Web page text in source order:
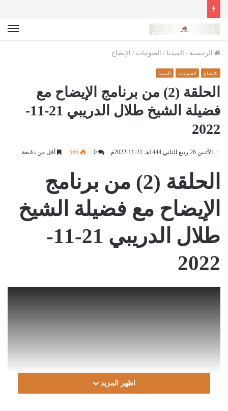
الرئيسية / الميديا / الصوتيات / الإيضاح
الإيضاح الصوتيات الميديا
الحلقة (2) من برنامج الإيضاح مع
فضيلة الشيخ طلال الدريبي 21-11-
2022
الأثنين 26 ربيع الثاني 1444هـ 21-11-2022م 0
566 أقل من دقيقة
الحلقة (2) من برنامج
الإيضاح مع فضيلة الشيخ
طلال الدريبي 21-11-
2022
اظهر المزيد